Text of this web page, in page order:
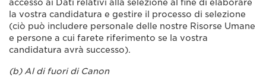
accesso ai Dati relativi alla selezione al fine di elaborare
la vostra candidatura e gestire il processo di selezione
(ciò può includere personale delle nostre Risorse Umane
e persone a cui farete riferimento se la vostra
candidatura avrà successo).
(b) Al di fuori di Canon